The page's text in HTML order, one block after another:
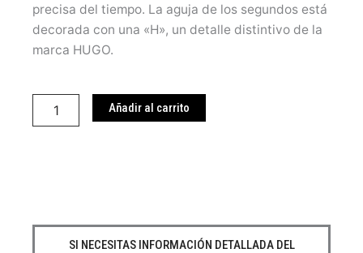
precisa del tiempo. La aguja de los segundos está
decorada con una «H», un detalle distintivo de la
marca HUGO.
Hugo
Añadir al carrito
SI NECESITAS INFORMACIÓN DETALLADA DEL